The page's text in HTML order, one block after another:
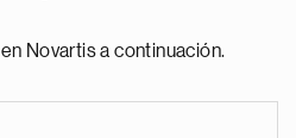
Novartis a continuación.